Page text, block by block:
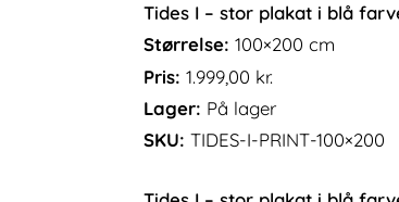
Tides I – stor plakat i blå
Størrelse: 100×200 cm
Pris: 1.999,00 kr.
Lager: På lager
SKU: TIDES-I-PRINT-100×200